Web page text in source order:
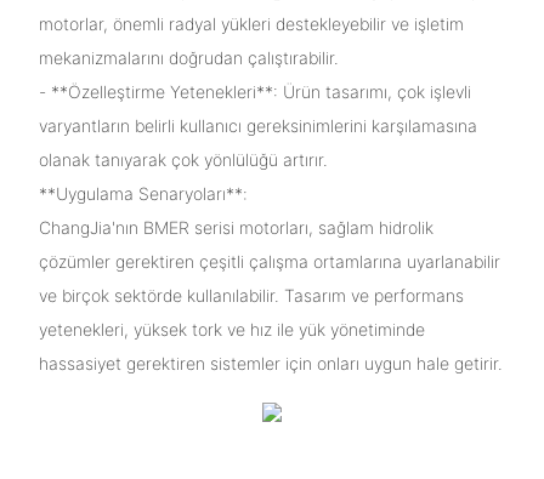
motorlar, önemli radyal yükleri destekleyebilir ve işletim
mekanizmalarını doğrudan çalıştırabilir.
- **Özelleştirme Yetenekleri**: Ürün tasarımı, çok işlevli
varyantların belirli kullanıcı gereksinimlerini karşılamasına
olanak tanıyarak çok yönlülüğü artırır.
**Uygulama Senaryoları**:
ChangJia'nın BMER serisi motorları, sağlam hidrolik
çözümler gerektiren çeşitli çalışma ortamlarına uyarlanabilir
ve birçok sektörde kullanılabilir. Tasarım ve performans
yetenekleri, yüksek tork ve hız ile yük yönetiminde
hassasiyet gerektiren sistemler için onları uygun hale getirir.